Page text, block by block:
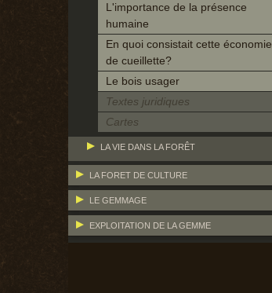
L'importance de la présence
humaine
En quoi consistait cette économie
de cueillette?
Le bois usager
Textes juridiques
Cartes
LA VIE DANS LA FORÊT
LA FORET DE CULTURE
LE GEMMAGE
EXPLOITATION DE LA GEMME